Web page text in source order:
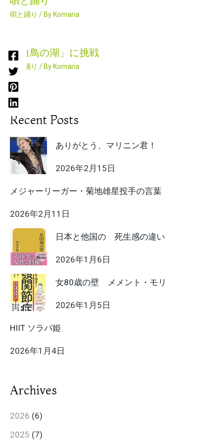
唄と踊り / By Komaria
「白鳥の湖」に挑戦
唄と踊り / By Komaria
Recent Posts
ありがとう、マリニン君！
2026年2月15日
メジャーリーガー・菊地雄星投手の言葉
2026年2月11日
日本と他国の 死生感の違い
2026年1月6日
女80歳の壁 メメント・モリ
2026年1月5日
HIIT ソラパ姫
2026年1月4日
Archives
2026 (6)
2025 (7)